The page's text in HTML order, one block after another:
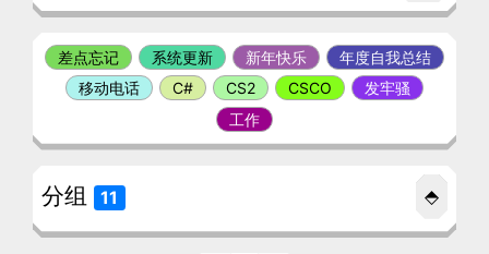
差点忘记 系统更新 新年快乐
年度自我总结
移动电话
C# CS2 CSCO
发牢骚
工作
分组 11 ⬘